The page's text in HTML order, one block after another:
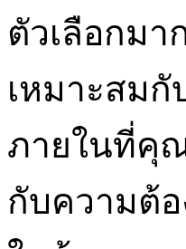
ตัวเลือกม
เหมาะสมกั
ภายในที่คุ
กับความต้